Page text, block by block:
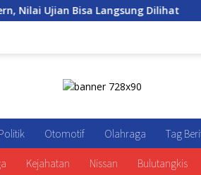
Dilihat Kasus Sutrimo
Otomotif Olahraga Tag
Kejahatan Nissan Bulutangkis